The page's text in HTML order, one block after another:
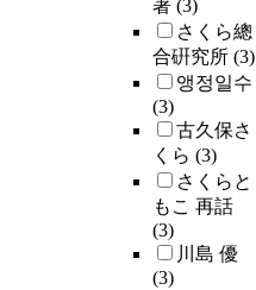
著 (3)
さくら總
合硏究所 (3)
앵정일수
(3)
古久保さ
くら (3)
さくらと
もこ 再話
(3)
川島 優
(3)